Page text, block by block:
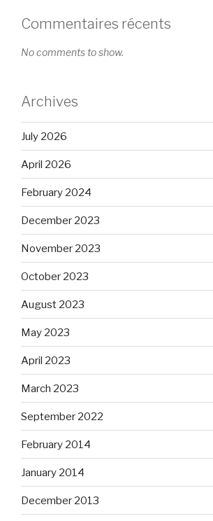
Commentaires récents
No comments to show.
Archives
July 2026
April 2026
February 2024
December 2023
November 2023
October 2023
August 2023
May 2023
April 2023
March 2023
September 2022
February 2014
January 2014
December 2013